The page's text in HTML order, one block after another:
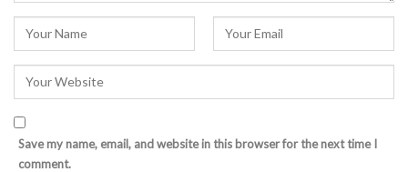
Save my name, email, and website in this browser for the next time I
comment.